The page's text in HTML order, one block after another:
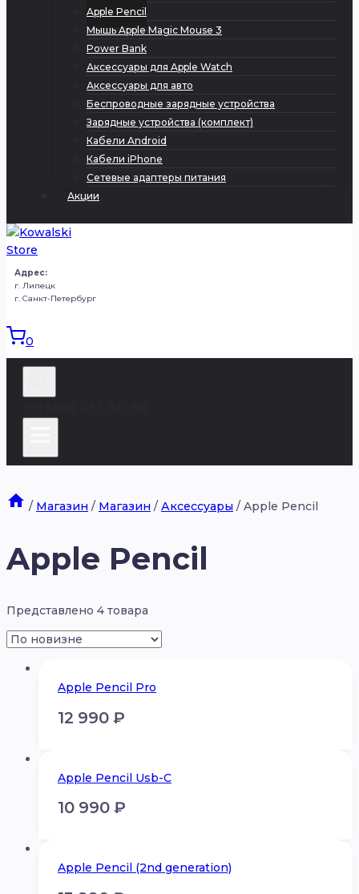
Apple Pencil
Мышь Apple Magic Mouse 3
Power Bank
Аксессуары для Apple Watch
Аксессуары для авто
Беспроводные зарядные устройства
Зарядные устройства (комплект)
Кабели Android
Кабели iPhone
Сетевые адаптеры питания
Акции
Адрес:
г. Липецк
г. Санкт-Петербург
0
/ Магазин / Магазин / Аксессуары / Apple Pencil
Apple Pencil
Представлено 4 товара
Apple Pencil Pro
12 990 ₽
Apple Pencil Usb-C
10 990 ₽
Apple Pencil (2nd generation)